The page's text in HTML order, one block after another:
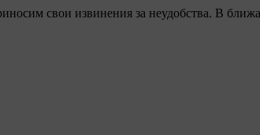
свои извинения за неудобства. В